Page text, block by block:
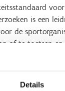
Details
is een
de
af te toetsen
is
de